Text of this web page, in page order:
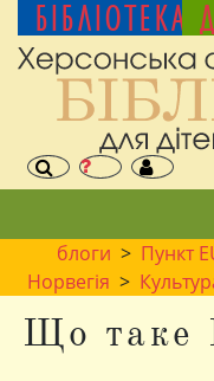
БІБЛІОТЕКА
блоги > Пункт
Норвегія >
Що таке